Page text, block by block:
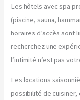
Les hôtels avec spa
(piscine, sauna,
horaires d’accès sont
recherchez une
l’intimité n’est pas
Les locations
possibilité de cuisiner,